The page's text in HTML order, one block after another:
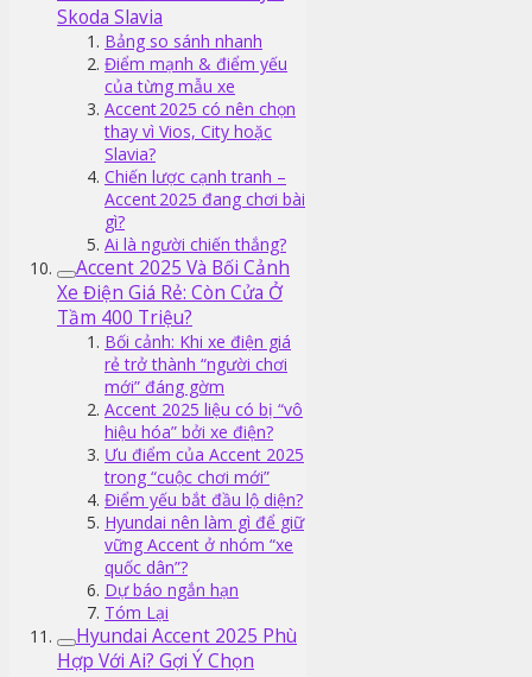
Skoda Slavia
Bảng so sánh nhanh
Điểm mạnh & điểm yếu
của từng mẫu xe
Accent 2025 có nên chọn
thay vì Vios, City hoặc
Slavia?
Chiến lược cạnh tranh –
Accent 2025 đang chơi bài
gì?
Ai là người chiến thắng?
Accent 2025 Và Bối Cảnh
Xe Điện Giá Rẻ: Còn Cửa Ở
Tầm 400 Triệu?
Bối cảnh: Khi xe điện giá
rẻ trở thành “người chơi
mới” đáng gờm
Accent 2025 liệu có bị “vô
hiệu hóa” bởi xe điện?
Ưu điểm của Accent 2025
trong “cuộc chơi mới”
Điểm yếu bắt đầu lộ diện?
Hyundai nên làm gì để giữ
vững Accent ở nhóm “xe
quốc dân”?
Dự báo ngắn hạn
Tóm Lại
Hyundai Accent 2025 Phù
Hợp Với Ai? Gợi Ý Chọn